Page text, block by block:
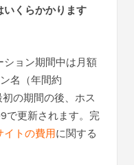
くらかかります
ョン期間中は月額
名（年間約
の期間の後、ホス
で更新されます。完
イトの費用に関する